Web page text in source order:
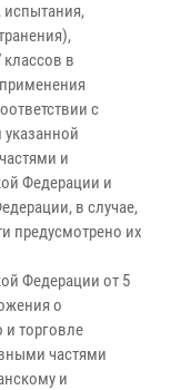
испытания,
в
с
и
Федерации и
в случае,
предусмотрено их
Федерации от 5
о
торговле
частями
и